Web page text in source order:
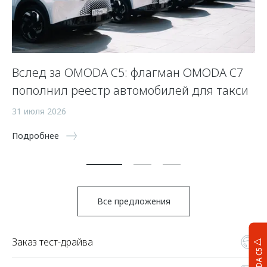
Вслед за OMODA C5: флагман OMODA C7
пополнил реестр автомобилей для такси
31 июля 2026
Подробнее
Все предложения
Заказ тест-драйва